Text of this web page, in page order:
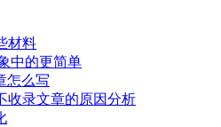
材料
中的更简单
怎么写
收录文章的原因分析